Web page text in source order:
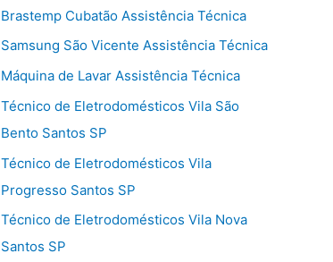
Brastemp Cubatão Assistência Técnica
Samsung São Vicente Assistência Técnica
Máquina de Lavar Assistência Técnica
Técnico de Eletrodomésticos Vila São
Bento Santos SP
Técnico de Eletrodomésticos Vila
Progresso Santos SP
Técnico de Eletrodomésticos Vila Nova
Santos SP